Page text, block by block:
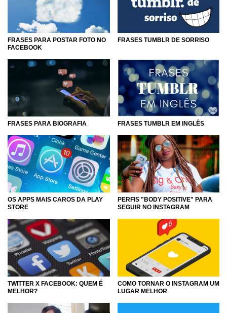
FRASES PARA POSTAR FOTO NO
FACEBOOK
FRASES TUMBLR DE SORRISO
FRASES PARA BIOGRAFIA FRASES TUMBLR EM INGLÊS
OS APPS MAIS CAROS DA PLAY
STORE
PERFIS "BODY POSITIVE" PARA
SEGUIR NO INSTAGRAM
TWITTER X FACEBOOK: QUEM É
MELHOR?
COMO TORNAR O INSTAGRAM UM
LUGAR MELHOR